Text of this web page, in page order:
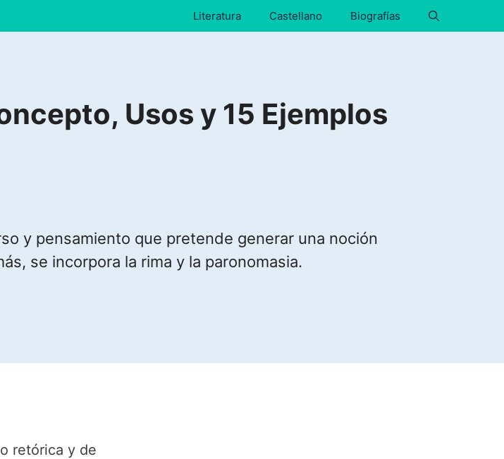
Literatura Castellano Biografías
Usos y 15 Ejemplos
y pensamiento que pretende generar una noción
se incorpora la rima y la paronomasia.
retórica y de